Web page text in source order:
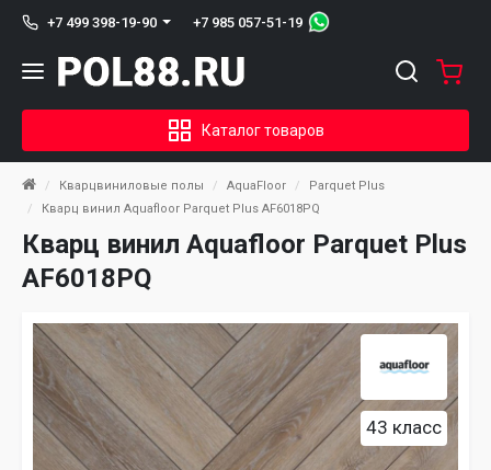
+7 499 398-19-90 +7 985 057-51-19
Каталог товаров
Кварцвиниловые полы AquaFloor
Parquet Plus
Кварц винил Aquafloor Parquet Plus AF6018PQ
Кварц винил Aquafloor Parquet Plus
AF6018PQ
43 класс